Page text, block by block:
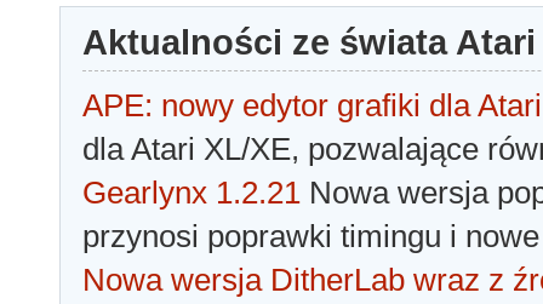
Aktualności ze świata Atari
APE: nowy edytor grafiki dla Atari
dla Atari XL/XE, pozwalające
Gearlynx 1.2.21 Nowa wersja
przynosi poprawki timingu i
Nowa wersja DitherLab wraz z